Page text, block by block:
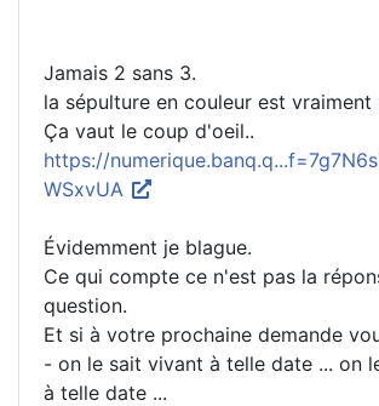
Jamais 2 sans 3.
la sépulture en couleur est vraiment
Ça vaut le coup d'oeil..
https://
WSxvUA
Évidemment je blague.
Ce qui compte ce n'est pas la
question.
Et si à votre prochaine demande
- on le sait vivant à telle date ... on
à telle date ...